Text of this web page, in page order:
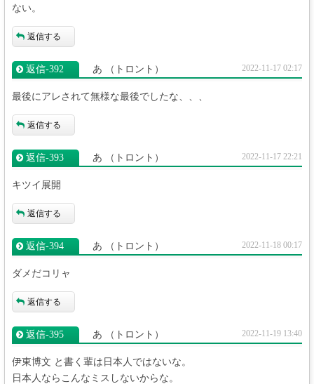
ない。
返信する
返信‐392 あ （トロント） 2022-11-17 02:17
最後にアレされて無様な最後でしたな、、、
返信する
返信‐393 あ （トロント） 2022-11-17 22:21
キツイ展開
返信する
返信‐394 あ （トロント） 2022-11-18 00:17
ダメだコリャ
返信する
返信‐395 あ （トロント） 2022-11-19 13:40
伊東博文 と書く輩は日本人ではないな。
日本人ならこんなミスしないからな。